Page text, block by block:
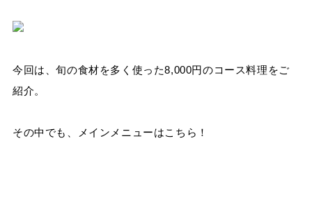
今回は、旬の食材を多く使った8,000円のコース料理をご
紹介。
その中でも、メインメニューはこちら！